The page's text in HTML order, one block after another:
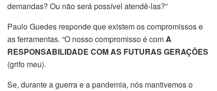
demandas? Ou não será possível atendê-las?”
Paulo Guedes responde que existem os compromissos e
as ferramentas. “O nosso compromisso é comA
RESPONSABILIDADE COM AS FUTURAS GERAÇÕES
(grifo meu).
Se, durante a guerra e a pandemia, nós mantivemos o